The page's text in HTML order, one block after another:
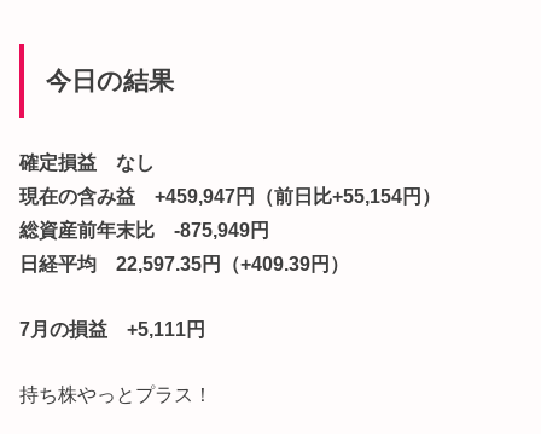
今日の結果
確定損益 なし
現在の含み益 +459,947円（前日比+55,154円）
総資産前年末比 -875,949円
日経平均 22,597.35円（+409.39円）
7月の損益 +5,111円
持ち株やっとプラス！